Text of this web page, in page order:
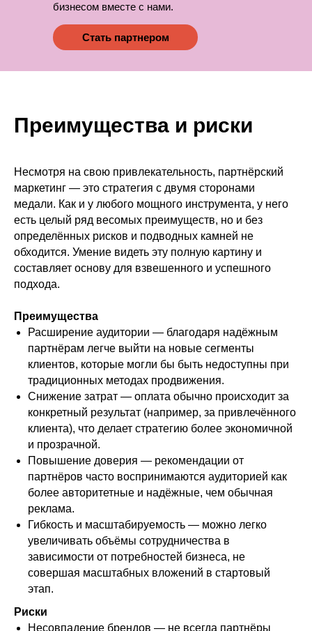
бизнесом вместе с нами.
Стать партнером
Преимущества и риски
Несмотря на свою привлекательность, партнёрский
маркетинг — это стратегия с двумя сторонами
медали. Как и у любого мощного инструмента, у него
есть целый ряд весомых преимуществ, но и без
определённых рисков и подводных камней не
обходится. Умение видеть эту полную картину и
составляет основу для взвешенного и успешного
подхода.
Преимущества
Расширение аудитории — благодаря надёжным
партнёрам легче выйти на новые сегменты
клиентов, которые могли бы быть недоступны при
традиционных методах продвижения.
Снижение затрат — оплата обычно происходит за
конкретный результат (например, за привлечённого
клиента), что делает стратегию более экономичной
и прозрачной.
Повышение доверия — рекомендации от
партнёров часто воспринимаются аудиторией как
более авторитетные и надёжные, чем обычная
реклама.
Гибкость и масштабируемость — можно легко
увеличивать объёмы сотрудничества в
зависимости от потребностей бизнеса, не
совершая масштабных вложений в стартовый
этап.
Риски
Несовпадение брендов — не всегда партнёры